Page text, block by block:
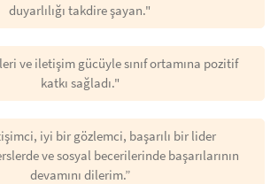
duyarlılığı takdire şayan."
ve iletişim gücüyle sınıf ortamına pozitif
katkı sağladı."
iyi bir gözlemci, başarılı bir lider
ve sosyal becerilerinde başarılarının
devamını dilerim.”